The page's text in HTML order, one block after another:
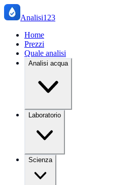
Analisi123
Home
Prezzi
Quale analisi
Analisi acqua
Laboratorio
Scienza